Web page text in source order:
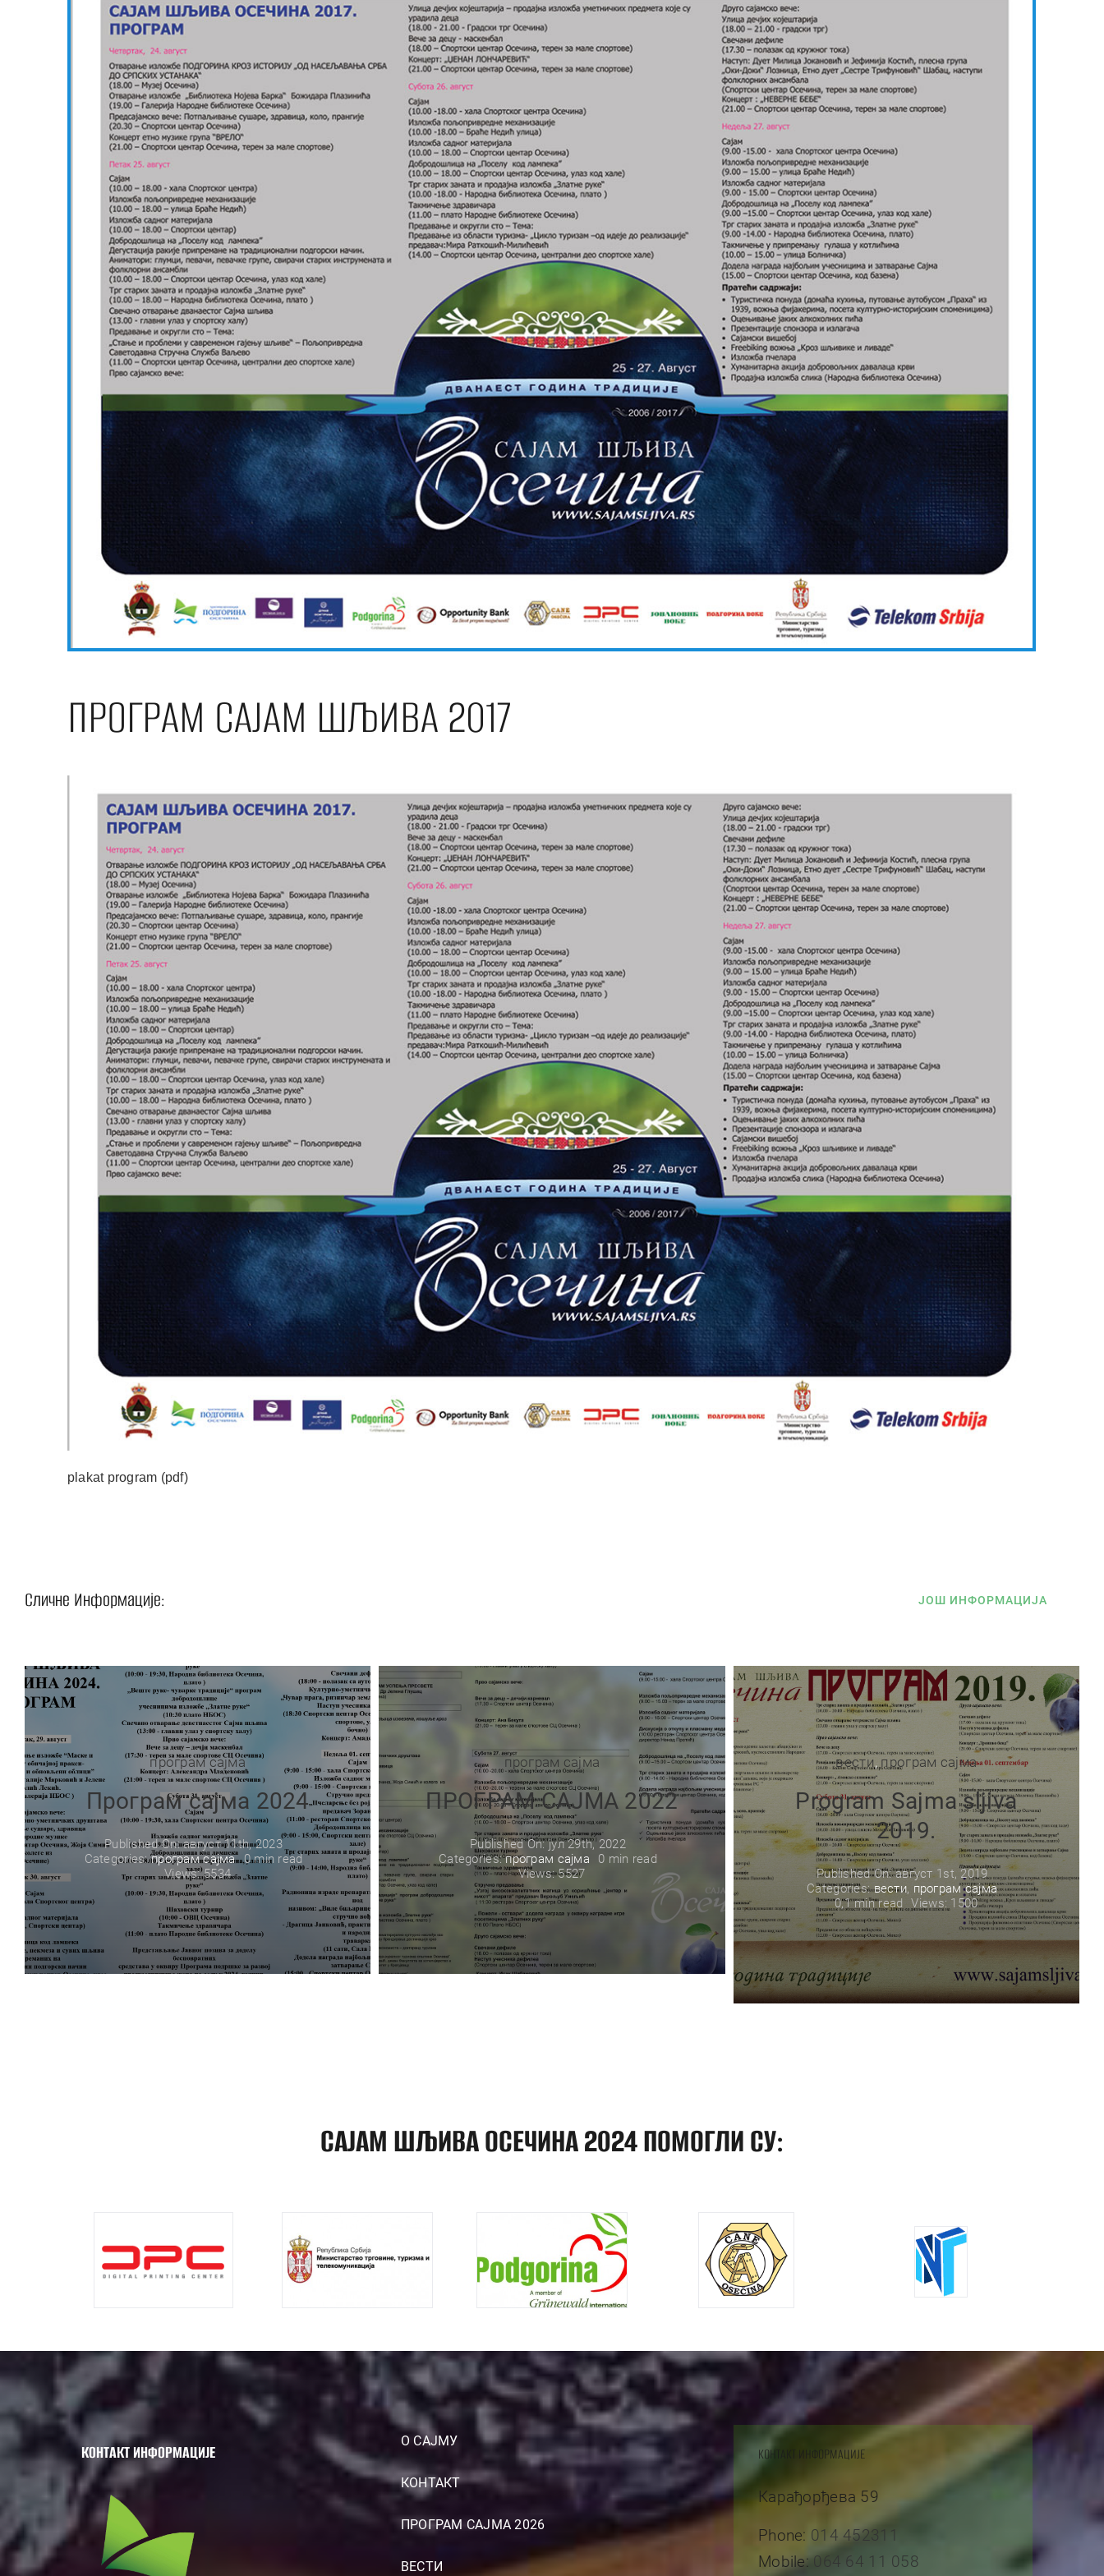
ПРОГРАМ САЈАМ ШЉИВА 2017
plakat program (pdf)
Сличне Информације: ЈОШ ИНФОРМАЦИЈА
програм сајма
Програм сајма 2024
Published On: август 11th, 2023
Categories:програм сајма 0 min read
Views: 5534
програм сајма
ПРОГРАМ САЈМА 2022
Published On: јул 29th, 2022
Categories:програм сајма
0 min read
Views: 5527
вести, програм сајма
Program Sajma sljiva
2019.
Published On: август 1st, 2019
Categories:вести, програм сајма
0,1 min read
Views: 1500
САЈАМ ШЉИВА ОСЕЧИНА 2024 ПОМОГЛИ СУ:
КОНТАКТ ИНФОРМАЦИЈЕ
О САЈМУ
КОНТАКТ
ПРОГРАМ САЈМА 2026
ВЕСТИ
КОНТАКТ ИНФОРМАЦИЈЕ
Карађорђева 59
Phone: 014 452311
Mobile:064 64 11 058